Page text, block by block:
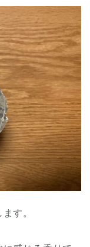
す。